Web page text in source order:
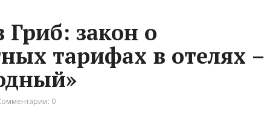
Гриб: закон о
тарифах в отелях –
0